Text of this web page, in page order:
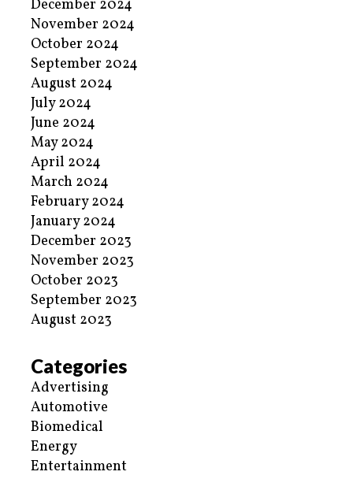
December 2024
November 2024
October 2024
September 2024
August 2024
July 2024
June 2024
May 2024
April 2024
March 2024
February 2024
January 2024
December 2023
November 2023
October 2023
September 2023
August 2023
Categories
Advertising
Automotive
Biomedical
Energy
Entertainment